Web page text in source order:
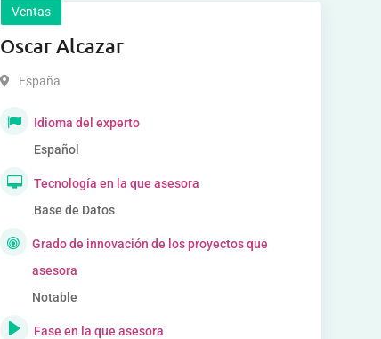
Ventas
Oscar Alcazar
España
Idioma del experto
Español
Tecnología en la que asesora
Base de Datos
Grado de innovación de los proyectos que
asesora
Notable
Fase en la que asesora